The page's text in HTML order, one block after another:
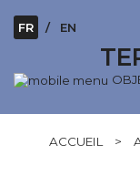
FR EN
ACCUEIL >